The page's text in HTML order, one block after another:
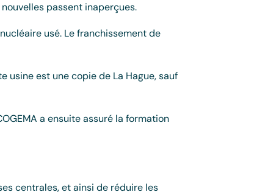
passent inaperçues.
usé. Le franchissement de
usine est une copie de La Hague, sauf
a ensuite assuré la formation
centrales, et ainsi de réduire les